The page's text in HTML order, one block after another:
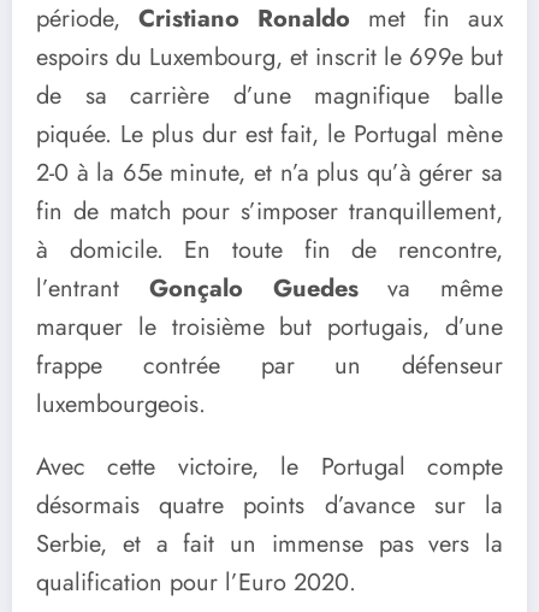
période, Cristiano Ronaldo met fin aux
espoirs du Luxembourg, et inscrit le 699e but
de sa carrière d’une magnifique balle
piquée. Le plus dur est fait, le Portugal mène
2-0 à la 65e minute, et n’a plus qu’à gérer sa
fin de match pour s’imposer tranquillement,
à domicile. En toute fin de rencontre,
l’entrant Gonçalo Guedesva même
marquer le troisième but portugais, d’une
frappe contrée par un défenseur
luxembourgeois.
Avec cette victoire, le Portugal compte
désormais quatre points d’avance sur la
Serbie, et a fait un immense pas vers la
qualification pour l’Euro 2020.